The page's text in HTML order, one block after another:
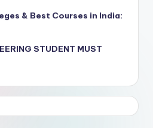
& Best Courses in India:
STUDENT MUST